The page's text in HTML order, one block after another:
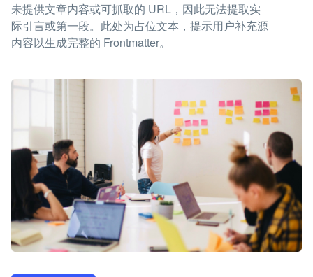
未提供文章内容或可抓取的 URL，因此无法提取实
际引言或第一段。此处为占位文本，提示用户补充源
内容以生成完整的 Frontmatter。